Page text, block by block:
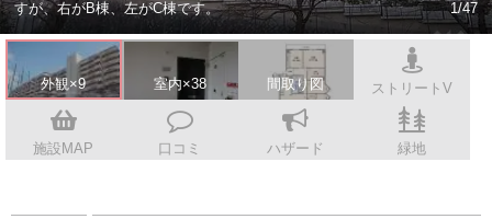
すが、右がB棟、左がC棟です。
1/47
外観×9 室内×38 間取り図 ストリートV
施設MAP 口コミ ハザード 緑地